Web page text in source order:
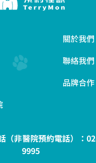
關於我們
聯絡我們
品牌合作
（非醫院預約電話）：
9995